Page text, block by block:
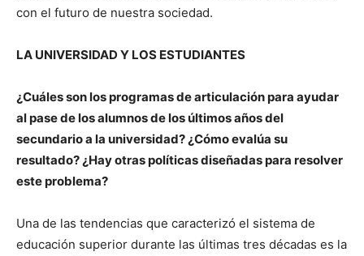
con el futuro de nuestra sociedad.
LA UNIVERSIDAD Y LOS ESTUDIANTES
¿Cuáles son los programas de articulación para ayudar
al pase de los alumnos de los últimos años del
secundario a la universidad? ¿Cómo evalúa su
resultado? ¿Hay otras políticas diseñadas para resolver
este problema?
Una de las tendencias que caracterizó el sistema de
educación superior durante las últimas tres décadas es la